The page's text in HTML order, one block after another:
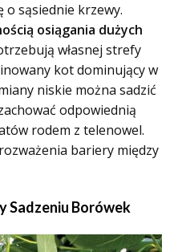
o sąsiednie krzewy.
osiągania dużych
własnej strefy
kot dominujący w
niskie można sadzić
odpowiednią
rodem z telenowel.
bariery między
Sadzeniu Borówek